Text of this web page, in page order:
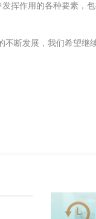
挥作用的各种要素，
不断发展，我们希望继